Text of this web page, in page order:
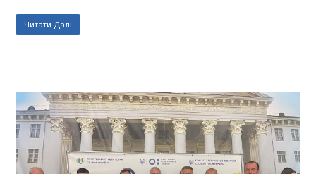
Читати Далі